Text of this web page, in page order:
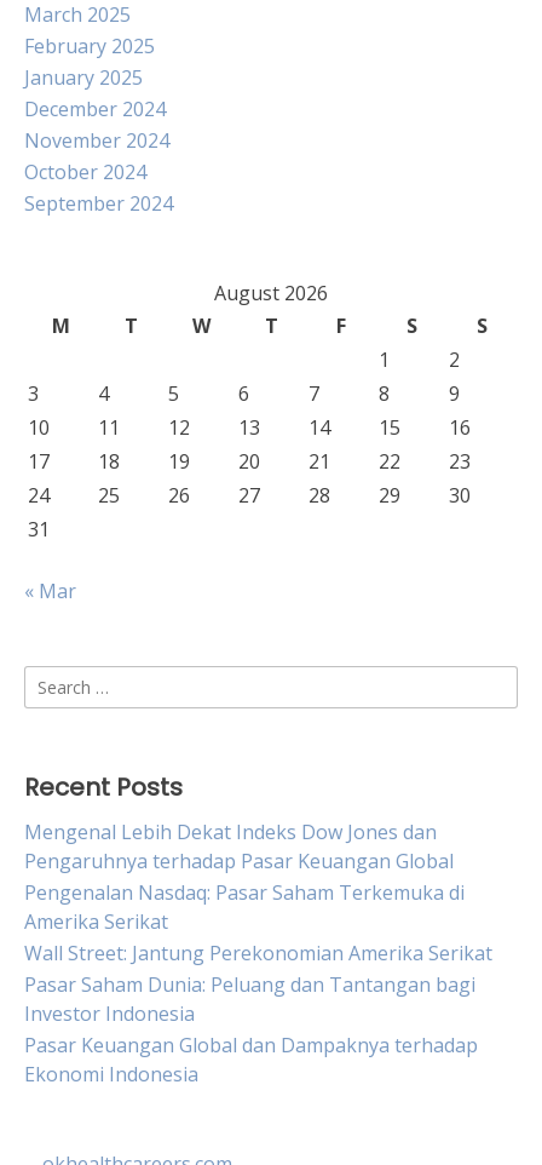
March 2025
February 2025
January 2025
December 2024
November 2024
October 2024
September 2024
August 2026
M
T W T F S
S
1
2
3
4 5 6 7 8
9
10
11 12 13 14 15
16
17
18 19 20 21 22
23
24
25 26 27 28 29
30
31
« Mar
Search
for:
Recent Posts
Mengenal Lebih Dekat Indeks Dow Jones dan
Pengaruhnya terhadap Pasar Keuangan Global
Pengenalan Nasdaq: Pasar Saham Terkemuka di
Amerika Serikat
Wall Street: Jantung Perekonomian Amerika Serikat
Pasar Saham Dunia: Peluang dan Tantangan bagi
Investor Indonesia
Pasar Keuangan Global dan Dampaknya terhadap
Ekonomi Indonesia